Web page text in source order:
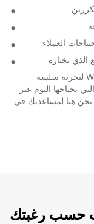
العملاء
الذي تختاره
اختر Europcar لخدمة تأجير الشاحنات في Worms لتجربة سلسة
تحتاجها اليوم عبر
نحن هنا لمساعدتك في
حسب رغبتك